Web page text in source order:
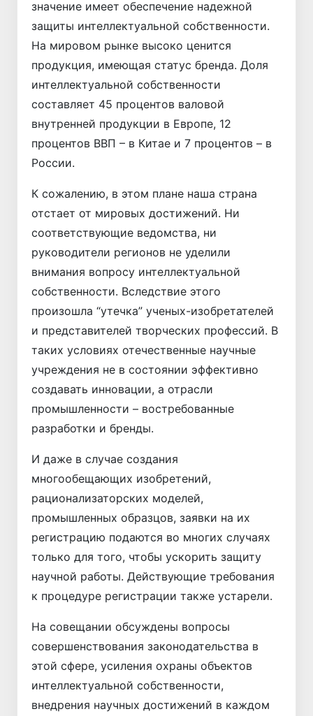
значение имеет обеспечение надежной
защиты интеллектуальной собственности.
На мировом рынке высоко ценится
продукция, имеющая статус бренда. Доля
интеллектуальной собственности
составляет 45 процентов валовой
внутренней продукции в Европе, 12
процентов ВВП – в Китае и 7 процентов – в
России.
К сожалению, в этом плане наша страна
отстает от мировых достижений. Ни
соответствующие ведомства, ни
руководители регионов не уделили
внимания вопросу интеллектуальной
собственности. Вследствие этого
произошла “утечка” ученых-изобретателей
и представителей творческих профессий. В
таких условиях отечественные научные
учреждения не в состоянии эффективно
создавать инновации, а отрасли
промышленности – востребованные
разработки и бренды.
И даже в случае создания
многообещающих изобретений,
рационализаторских моделей,
промышленных образцов, заявки на их
регистрацию подаются во многих случаях
только для того, чтобы ускорить защиту
научной работы. Действующие требования
к процедуре регистрации также устарели.
На совещании обсуждены вопросы
совершенствования законодательства в
этой сфере, усиления охраны объектов
интеллектуальной собственности,
внедрения научных достижений в каждом